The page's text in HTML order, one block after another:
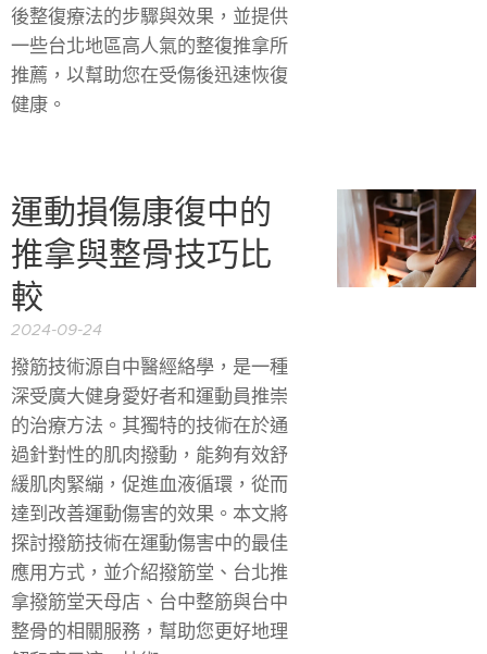
後整復療法的步驟與效果，並提供
一些台北地區高人氣的整復推拿所
推薦，以幫助您在受傷後迅速恢復
健康。
運動損傷康復中的
推拿與整骨技巧比
較
2024-09-24
撥筋技術源自中醫經絡學，是一種
深受廣大健身愛好者和運動員推崇
的治療方法。其獨特的技術在於通
過針對性的肌肉撥動，能夠有效舒
緩肌肉緊繃，促進血液循環，從而
達到改善運動傷害的效果。本文將
探討撥筋技術在運動傷害中的最佳
應用方式，並介紹撥筋堂、台北推
拿撥筋堂天母店、台中整筋與台中
整骨的相關服務，幫助您更好地理